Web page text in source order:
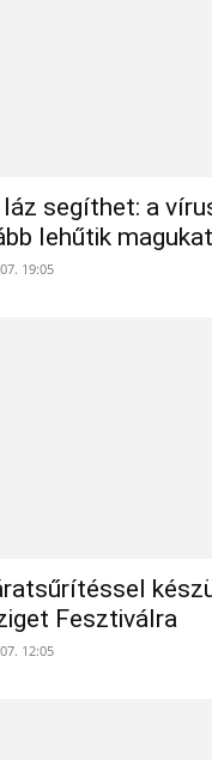
láz segíthet: a
lehűtik magukat
19:05
Fesztiválra
12:05